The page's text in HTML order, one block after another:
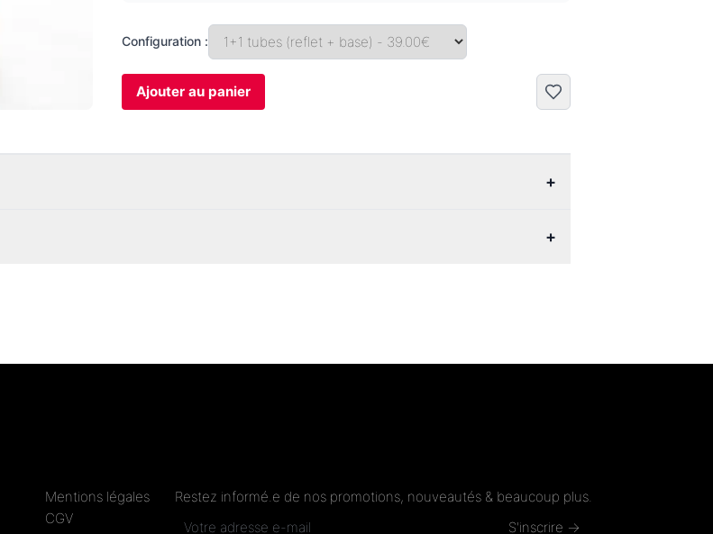
Configuration :
Ajouter au panier
+
+
Mentions légales
CGV
Restez informé.e de nos promotions, nouveautés & beaucoup plus.
S'inscrire →